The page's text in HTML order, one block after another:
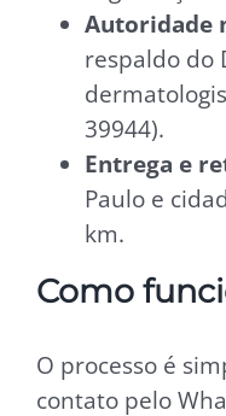
Autoridade
respaldo do
39944).
Entrega e
Paulo e
km.
Como
O processo é
contato pelo